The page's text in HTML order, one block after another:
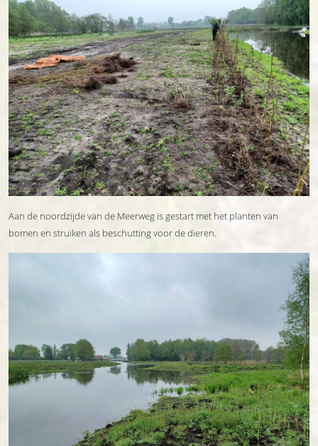
Aan de noordzijde van de Meerweg is gestart met het planten van
bomen en struiken als beschutting voor de dieren.